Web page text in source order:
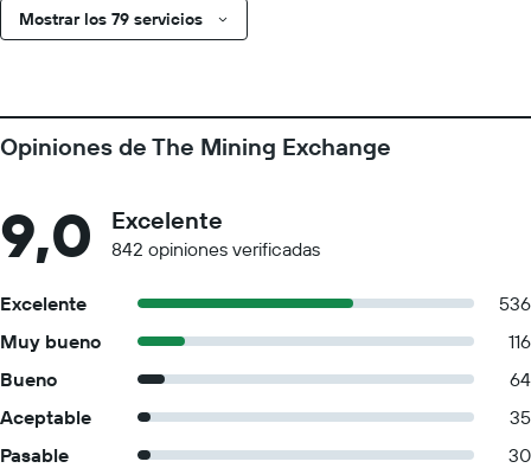
Mostrar los 79 servicios
Opiniones de The Mining Exchange
9,0 Excelente
842 opiniones verificadas
Excelente
536
Muy bueno
116
Bueno
64
Aceptable
35
Pasable
30